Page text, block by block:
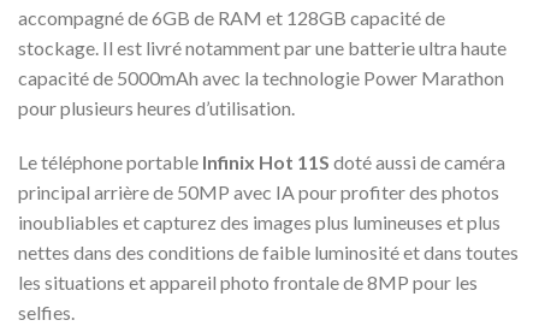
accompagné de 6GB de RAM et 128GB capacité de
stockage. Il est livré notamment par une batterie ultra haute
capacité de 5000mAh avec la technologie Power Marathon
pour plusieurs heures d’utilisation.
Le téléphone portable Infinix Hot 11S doté aussi de caméra
principal arrière de 50MP avec IA pour profiter des photos
inoubliables et capturez des images plus lumineuses et plus
nettes dans des conditions de faible luminosité et dans toutes
les situations et appareil photo frontale de 8MP pour les
selfies.